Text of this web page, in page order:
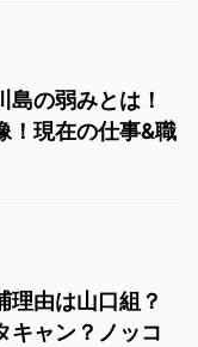
の弱みとは！
！現在の仕事&職
理由は山口組？
キャン？ノッコ